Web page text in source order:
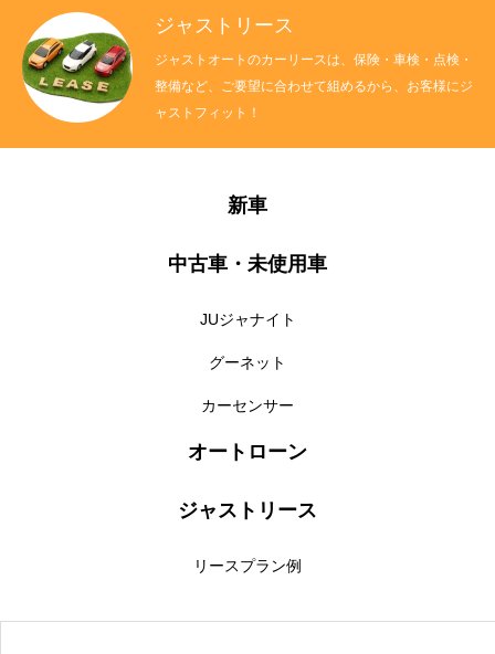
ジャストリース
ジャストオートのカーリースは、保険・車検・点検・
整備など、ご要望に合わせて組めるから、お客様にジ
ャストフィット！
新車
中古車・未使用車
JUジャナイト
グーネット
カーセンサー
オートローン
ジャストリース
リースプラン例